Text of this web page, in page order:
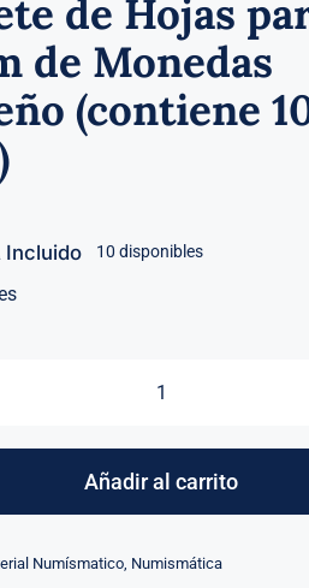
de Hojas
de Monedas
(contiene
Incluido 10 disponibles
Paquete
Hojas
de
Añadir al carrito
Numísmatico, Numismática